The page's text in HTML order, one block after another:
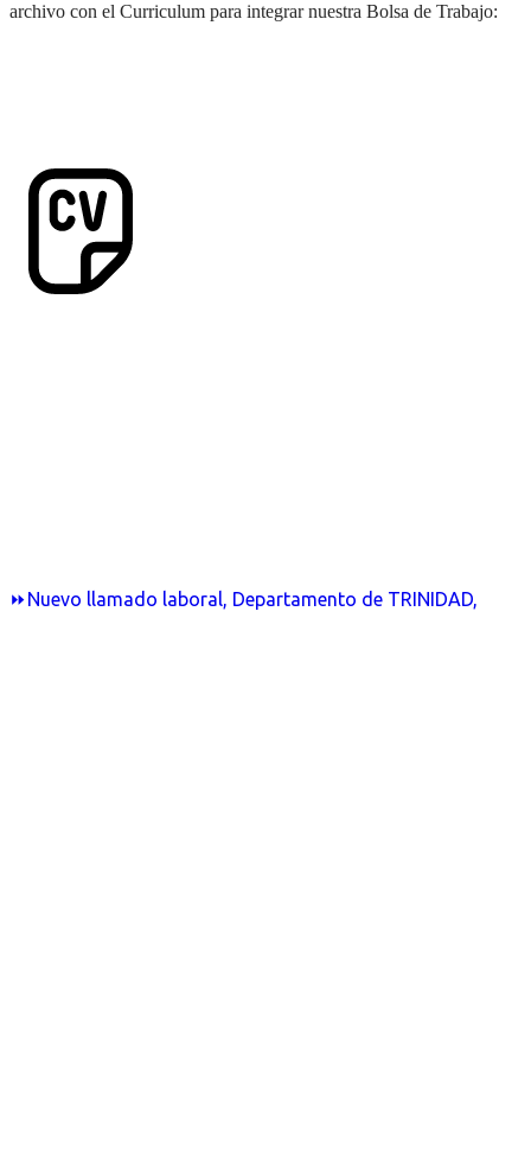
⏩Nuevo llamado laboral, Departamento de TRINIDAD,
archivo con el Curriculum para integrar nuestra Bolsa de Trabajo: